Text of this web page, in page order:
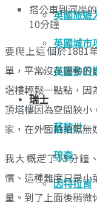
英國旅遊
英國城市
英國多日
瑞士
蘇黎世
琉森
因特拉肯
搭公車到河岸
10分鐘
要爬上這個於1881
單，平常沒在運動的
塔樓輕鬆一點點，
頂塔樓因為空間狹小
家，在外面拍拍照無
我大概走了15分鐘
慣、這種難度只是小
量。到了上面後稍微